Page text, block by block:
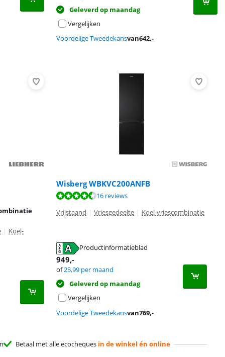
Geleverd op maandag
Vergelijken
Voordelige Tweedekansvan642,-
| Koel-
Wisberg WBKVC200ANFB
16 reviews
Vrijstaand | Vriesgedeelte | Koel-vriescombinatie
Productinformatieblad
949,-
of25,99 per maand
Geleverd op maandag
Vergelijken
Voordelige Tweedekansvan769,-
Betaal met alle ecocheques in de winkel én online